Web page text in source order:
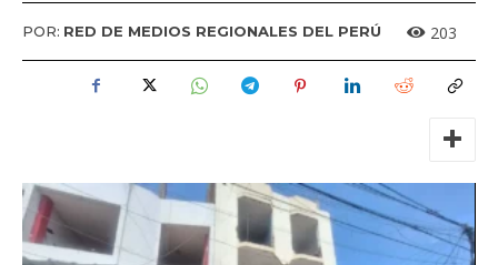
POR: RED DE MEDIOS REGIONALES DEL PERÚ 203